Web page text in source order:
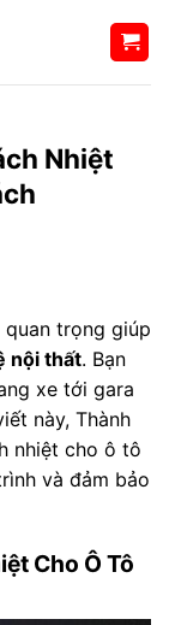
Nhiệt
trọng giúp
nội thất. Bạn
xe tới gara
này, Thành
nhiệt cho ô tô
và đảm bảo
Cho Ô Tô